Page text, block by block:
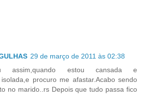
29 de março de 2011 às 02:38
assim,quando estou cansada e
procuro me afastar.Acabo sendo
no marido..rs Depois que tudo passa fico